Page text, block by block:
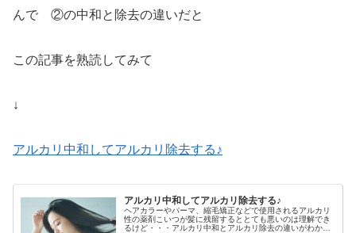
んで ②の中和と除去の違いだと
この記事を熟読してみて
↓
アルカリ中和してアルカリ除去する♪
アルカリ中和してアルカリ除去する♪
ヘアカラーやパーマ、縮毛矯正などで使用されるアルカリ
性の薬剤こいつが髪に残留するととても悪いのは理解でき
るけど・・・アルカリ中和とアルカリ除去の違いがわかり